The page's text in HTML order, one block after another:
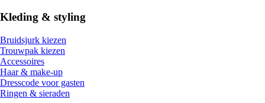
Kleding & styling
Bruidsjurk kiezen
Trouwpak kiezen
Accessoires
Haar & make-up
Dresscode voor gasten
Ringen & sieraden